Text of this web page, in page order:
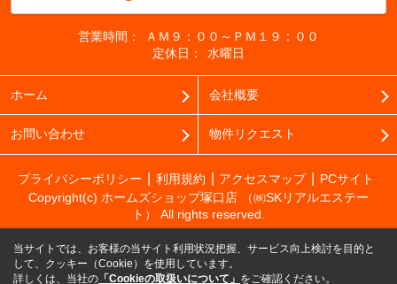
営業時間：
ＡＭ９：００～ＰＭ１９：００
定休日：
水曜日
ホーム 会社概要
お問い合わせ 物件リクエスト
プライバシーポリシー 利用規約 アクセスマップ
PCサイト
Copyright(c) ホームズショップ塚口店 （㈱SKリアルエステー
ト） All rights reserved.
当サイトでは、お客様の当サイト利用状況把握、サービス向上検討を目的と
して、クッキー（Cookie）を使用しています。
詳しくは、当社の 「Cookieの取扱いについて」 をご確認ください。